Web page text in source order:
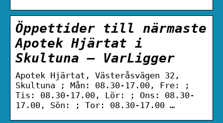
Öppettider till närmaste
Apotek Hjärtat i
Skultuna – VarLigger
Apotek Hjärtat, Västeråsvägen 32,
Skultuna ; Mån: 08.30-17.00, Fre: ;
Tis: 08.30-17.00, Lör: ; Ons: 08.30-
17.00, Sön: ; Tor: 08.30-17.00 …